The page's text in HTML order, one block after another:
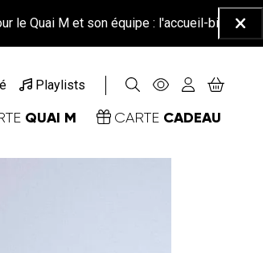
M et son équipe : l'accueil-billetterie sera
Playlists
QUAI M CARTE CADEAU